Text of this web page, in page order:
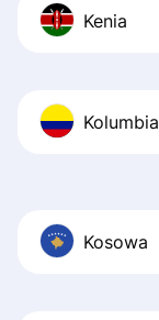
Kenia
Kolumbia
Kosowa